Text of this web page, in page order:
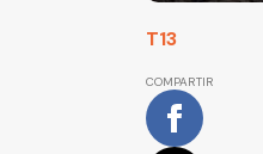
T13
COMPARTIR